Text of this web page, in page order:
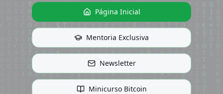
Página Inicial
Mentoria Exclusiva
Newsletter
Minicurso Bitcoin